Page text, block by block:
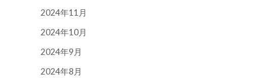
2024年11月
2024年10月
2024年9月
2024年8月